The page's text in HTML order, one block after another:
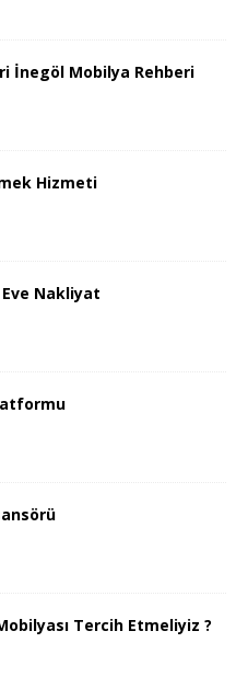
İnegöl Mobilya Rehberi
Hizmeti
Eve Nakliyat
Tercih Etmeliyiz ?